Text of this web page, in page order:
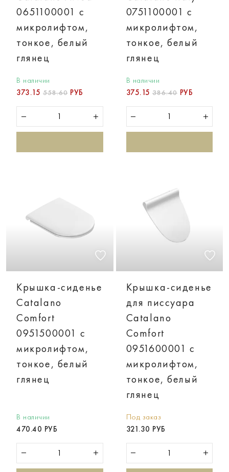
0651100001 с
микролифтом,
тонкое, белый
глянец
В наличии
373.15 558.60РУБ
0751100001 с
микролифтом,
тонкое, белый
глянец
В наличии
375.15 386.40 РУБ
Крышка-сиденье
Catalano
Comfort
0951500001 с
микролифтом,
тонкое, белый
глянец
В наличии
470.40 РУБ
Крышка-сиденье
для писсуара
Catalano
Comfort
0951600001 с
микролифтом,
тонкое, белый
глянец
Под заказ
321.30 РУБ